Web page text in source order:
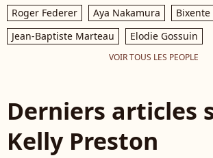
Roger Federer Aya Nakamura
Bixente
Jean-Baptiste Marteau
Elodie Gossuin
VOIR TOUS LES PEOPLE
Derniers articles
Kelly Preston